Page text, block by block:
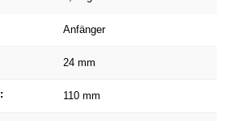
Anfänger
24 mm
110 mm